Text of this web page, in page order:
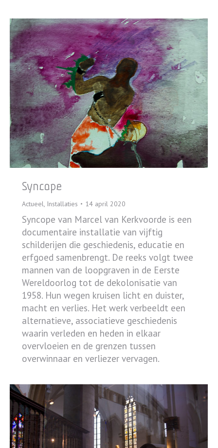
Syncope
Actueel, Installaties 14 april 2020
Syncope van Marcel van Kerkvoorde is een
documentaire installatie van vijftig
schilderijen die geschiedenis, educatie en
erfgoed samenbrengt. De reeks volgt twee
mannen van de loopgraven in de Eerste
Wereldoorlog tot de dekolonisatie van
1958. Hun wegen kruisen licht en duister,
macht en verlies. Het werk verbeeldt een
alternatieve, associatieve geschiedenis
waarin verleden en heden in elkaar
overvloeien en de grenzen tussen
overwinnaar en verliezer vervagen.